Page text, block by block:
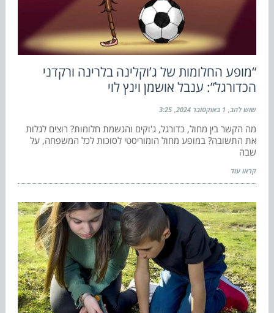
“מופע החלומות של ג’וקלינה בלרינה ורקדני
הכדורגל”: ענבל אושמן וינץ לוי
שוש להב 1 באוקטובר 2024 3:25
מה הקשר בין מחול, כדורגל, ג'וקים והגשמת חלומות? רוצים לגלות
את התשובה? במופע מחול הומוריסטי לסוכות לכל המשפחה, על
שבה
קראו עוד